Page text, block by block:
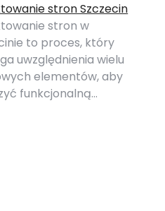
stron Szczecin
stron w
to proces, który
uwzględnienia wielu
elementów, aby
funkcjonalną…